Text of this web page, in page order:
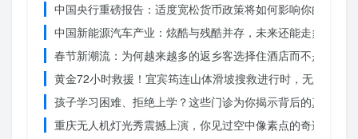
中国央行重磅报告：适度宽松货币政策将如何影响你的消费？
中国新能源汽车产业：炫酷与残酷并存，未来还能走多远？
春节新潮流：为何越来越多的返乡客选择住酒店而不是家里？
黄金72小时救援！宜宾筠连山体滑坡搜救进行时，无人机遥
孩子学习困难、拒绝上学？这些门诊为你揭示背后的真相
重庆无人机灯光秀震撼上演，你见过空中像素点的奇迹吗？